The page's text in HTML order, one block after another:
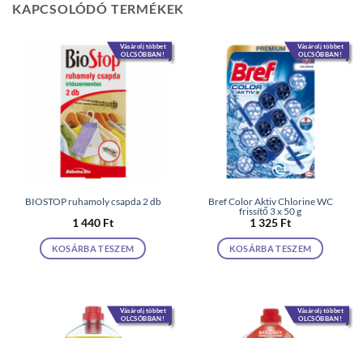
KAPCSOLÓDÓ TERMÉKEK
Vásárolj többet
OLCSÓBBAN!
BIOSTOP ruhamoly csapda 2 db
1 440 Ft
KOSÁRBA TESZEM
Vásárolj többet
OLCSÓBBAN!
Bref Color Aktiv Chlorine WC
frissítő 3 x 50 g
1 325 Ft
KOSÁRBA TESZEM
Vásárolj többet
OLCSÓBBAN!
Vásárolj többet
OLCSÓBBAN!